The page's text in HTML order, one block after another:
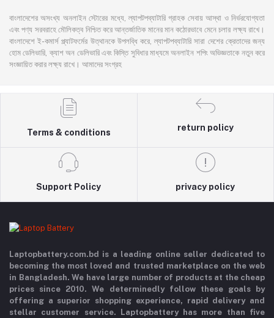
বাংলাদেশের অসংখ্য অনলাইন স্টোরের মধ্যে, ল্যাপটপব্যাটারি গ্রাহক সেবায় আস্থা ও নির্ভরযোগ্যতা
এবং পণ্য সরবরাহে মৌলিকত্ব নিশ্চিত করে আন্তর্জাতিক মানের মান কঠোরভাবে মেনে চলার লক্ষ্য রাখে।
বাংলাদেশে ই-কমার্স প্ল্যাটফর্মের উত্থানকে উপলব্ধি করে, ল্যাপটপব্যাটারি সারা দেশের ক্রেতাদের জন্য
হোম ডেলিভারি, ক্যাশ অন ডেলিভারি এবং কিস্তি সুবিধার মাধ্যমে অনলাইন শপিং অভিজ্ঞতাকে নতুন করে
সংজ্ঞায়িত করার লক্ষ্য রাখে। আমাদের সংগ্রহ
Terms & conditions
return policy
Support Policy privacy policy
Laptopbattery.com.bd is a leading online seller dedicated to
becoming the most loved and trusted marketplace on the web
in Bangladesh. We have large number of products at the cheap
prices since 2010. We determinedly follow these goals by
offering a superior shopping experience, rapid delivery and
stellar customer service. Laptopbattery has more than five